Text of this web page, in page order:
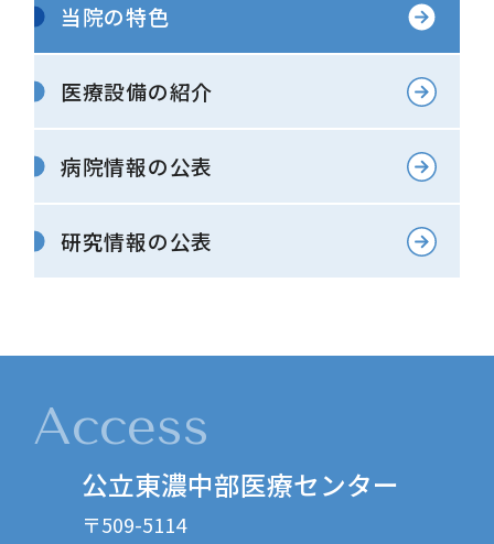
当院の特色
医療設備の紹介
病院情報の公表
研究情報の公表
Access
公立東濃中部医療センター
〒509-5114